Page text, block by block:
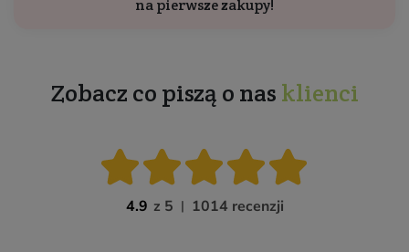
na pierwsze zakupy!
Zobacz co piszą o nas klienci